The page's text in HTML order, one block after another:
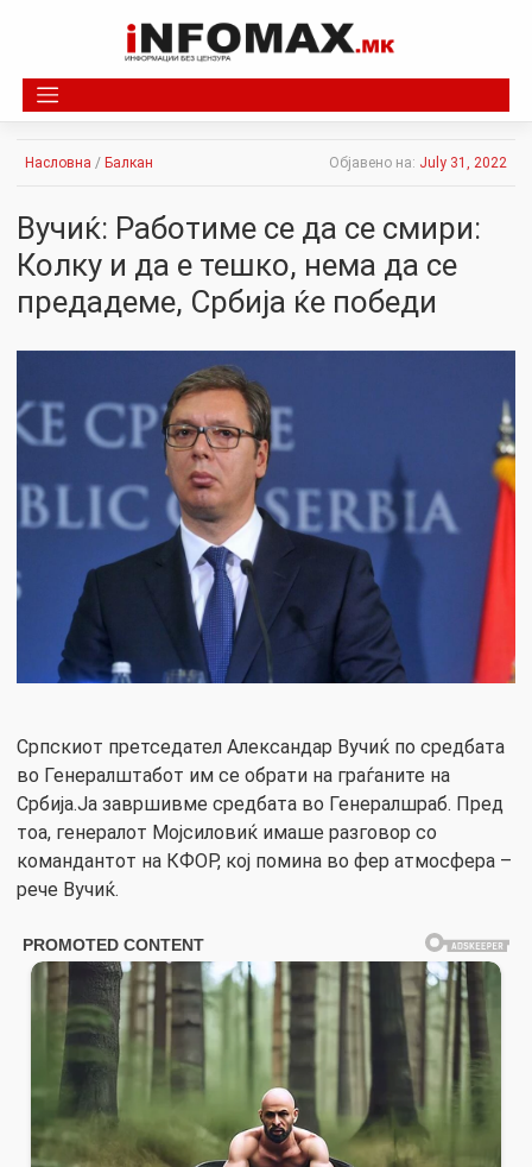
Насловна / Балкан Објавено на: July 31, 2022
Вучиќ: Работиме се да се смири:
Колку и да е тешко, нема да се
предадеме, Србија ќе победи
Српскиот претседател Александар Вучиќ по средбата
во Генералштабот им се обрати на граѓаните на
Србија.Ја завршивме средбата во Генералшраб. Пред
тоа, генералот Мојсиловиќ имаше разговор со
командантот на КФОР, кој помина во фер атмосфера –
рече Вучиќ.